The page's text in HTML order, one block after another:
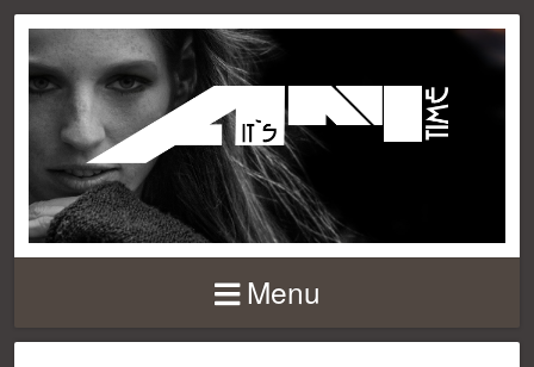
Menu